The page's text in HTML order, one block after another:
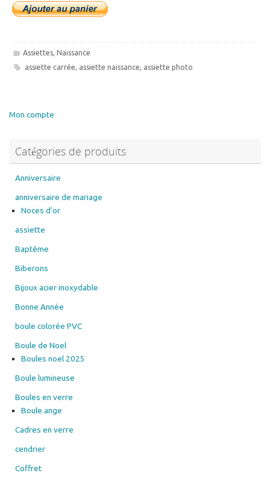
Assiettes, Naissance
assiette carrée
assiette naissance assiette photo
Mon compte
Catégories de produits
Anniversaire
anniversaire de mariage
Noces d'or
assiette
Baptême
Biberons
Bijoux acier inoxydable
Bonne Année
boule colorée PVC
Boule de Noel
Boules noel 2025
Boule lumineuse
Boules en verre
Boule ange
Cadres en verre
cendrier
Coffret